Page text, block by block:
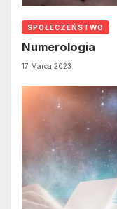
SPOŁECZEŃSTWO
Numerologia
17 Marca 2023